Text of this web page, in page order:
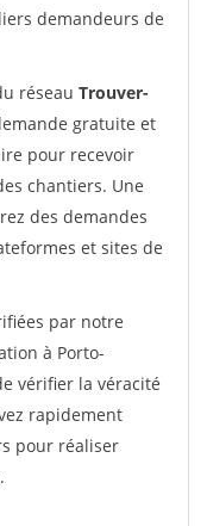
demandeurs de
réseau Trouver-
gratuite et
pour recevoir
chantiers. Une
des demandes
et sites de
par notre
à Porto-
vérifier la véracité
rapidement
pour réaliser